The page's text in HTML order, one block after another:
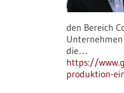
den Bereich
die…
https://
produktion-